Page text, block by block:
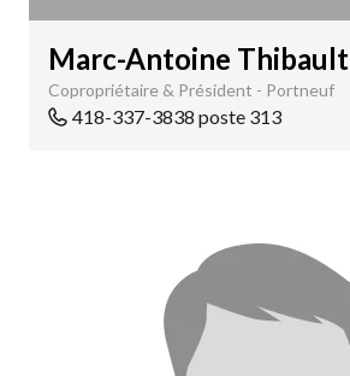
Marc-Antoine Thibault
Copropriétaire & Président - Portneuf
418-337-3838 poste 313